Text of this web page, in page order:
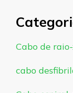
Cabo de
cabo